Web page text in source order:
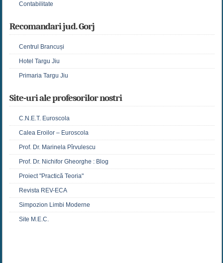
Contabilitate
Recomandari jud. Gorj
Centrul Brancuși
Hotel Targu Jiu
Primaria Targu Jiu
Site-uri ale profesorilor nostri
C.N.E.T. Euroscola
Calea Eroilor – Euroscola
Prof. Dr. Marinela Pîrvulescu
Prof. Dr. Nichifor Gheorghe : Blog
Proiect "Practică Teoria"
Revista REV-ECA
Simpozion Limbi Moderne
Site M.E.C.